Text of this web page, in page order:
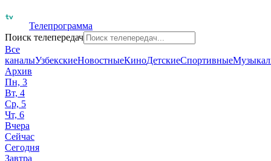
Телепрограмма
Поиск телепередач
Все
каналыУзбекскиеНовостныеКиноДетскиеСпортивные
Архив
Пн, 3
Вт, 4
Ср, 5
Чт, 6
Вчера
Сейчас
Сегодня
Завтра